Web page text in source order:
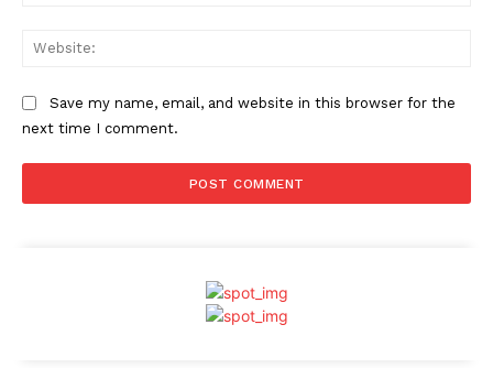
Save my name, email, and website in this browser for the
next time I comment.